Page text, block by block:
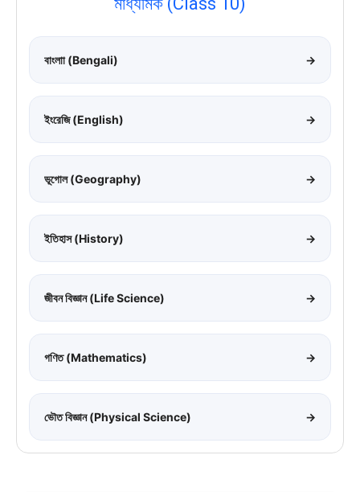
বাংলাা (Bengali) →
ইংরেজি (English) →
ভূগোল (Geography) →
ইতিহাস (History) →
জীবন বিজ্ঞান (Life Science) →
গণিত (Mathematics) →
ভৌত বিজ্ঞান (Physical Science) →